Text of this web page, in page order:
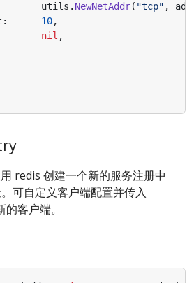
utils . NewNetAddr( "tcp" ,
: 10,
nil ,
redis 创建一个新的服务注册中
可自定义客户端配置并传入
客户端。